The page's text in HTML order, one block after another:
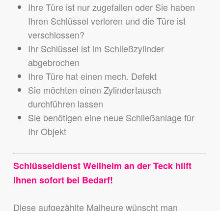
Ihre Türe ist nur zugefallen oder Sie haben
Ihren Schlüssel verloren und die Türe ist
verschlossen?
Ihr Schlüssel ist im Schließzylinder
abgebrochen
Ihre Türe hat einen mech. Defekt
Sie möchten einen Zylindertausch
durchführen lassen
Sie benötigen eine neue Schließanlage für
Ihr Objekt
Schlüsseldienst Weilheim an der Teck hilft
Ihnen sofort bei Bedarf!
Diese aufgezählte Malheure wünscht man